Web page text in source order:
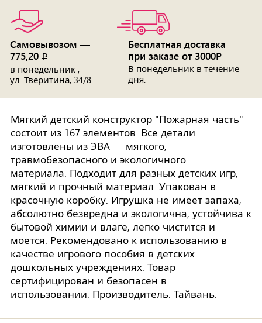
Самовывозом —
775,20 p
в понедельник ,
ул. Тверитина, 34/8
Бесплатная доставка
при заказе от 3000Р
В понедельник в течение
дня.
Мягкий детский конструктор "Пожарная часть"
состоит из 167 элементов. Все детали
изготовлены из ЭВА — мягкого,
травмобезопасного и экологичного
материала. Подходит для разных детских игр,
мягкий и прочный материал. Упакован в
красочную коробку. Игрушка не имеет запаха,
абсолютно безвредна и экологична; устойчива к
бытовой химии и влаге, легко чистится и
моется. Рекомендовано к использованию в
качестве игрового пособия в детских
дошкольных учреждениях. Товар
сертифицирован и безопасен в
использовании. Производитель: Тайвань.